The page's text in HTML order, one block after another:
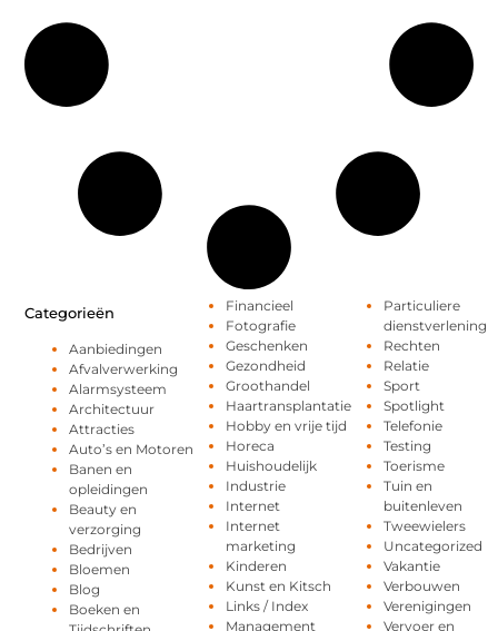
Categorieën
Aanbiedingen
Afvalverwerking
Alarmsysteem
Architectuur
Attracties
Auto’s en Motoren
Banen en
opleidingen
Beauty en
verzorging
Bedrijven
Bloemen
Blog
Boeken en
Financieel
Fotografie
Geschenken
Gezondheid
Groothandel
Haartransplantatie
Hobby en vrije tijd
Horeca
Huishoudelijk
Industrie
Internet
Internet
marketing
Kinderen
Kunst en Kitsch
Links / Index
Management
Particuliere
dienstverlening
Rechten
Relatie
Sport
Spotlight
Telefonie
Testing
Toerisme
Tuin en
buitenleven
Tweewielers
Uncategorized
Vakantie
Verbouwen
Verenigingen
Vervoer en